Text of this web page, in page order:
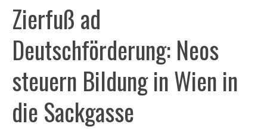
Zierfuß ad
Deutschförderung: Neos
steuern Bildung in Wien in
die Sackgasse